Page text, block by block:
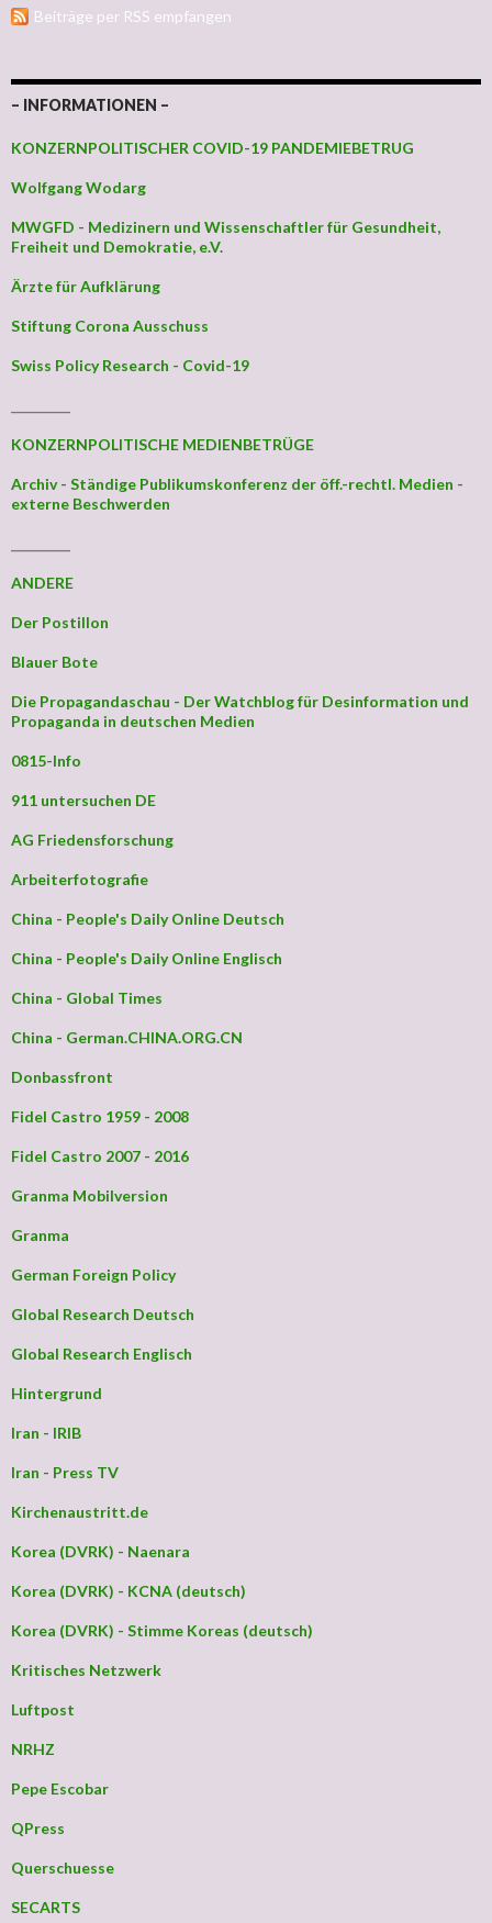
Beiträge per RSS empfangen
– INFORMATIONEN –
KONZERNPOLITISCHER COVID-19 PANDEMIEBETRUG
Wolfgang Wodarg
MWGFD - Medizinern und Wissenschaftler für Gesundheit,
Freiheit und Demokratie, e.V.
Ärzte für Aufklärung
Stiftung Corona Ausschuss
Swiss Policy Research - Covid-19
KONZERNPOLITISCHE MEDIENBETRÜGE
Archiv - Ständige Publikumskonferenz der öff.-rechtl. Medien -
externe Beschwerden
ANDERE
Der Postillon
Blauer Bote
Die Propagandaschau - Der Watchblog für Desinformation und
Propaganda in deutschen Medien
0815-Info
911 untersuchen DE
AG Friedensforschung
Arbeiterfotografie
China - People's Daily Online Deutsch
China - People's Daily Online Englisch
China - Global Times
China - German.CHINA.ORG.CN
Donbassfront
Fidel Castro 1959 - 2008
Fidel Castro 2007 - 2016
Granma Mobilversion
Granma
German Foreign Policy
Global Research Deutsch
Global Research Englisch
Hintergrund
Iran - IRIB
Iran - Press TV
Kirchenaustritt.de
Korea (DVRK) - Naenara
Korea (DVRK) - KCNA (deutsch)
Korea (DVRK) - Stimme Koreas (deutsch)
Kritisches Netzwerk
Luftpost
NRHZ
Pepe Escobar
QPress
Querschuesse
SECARTS